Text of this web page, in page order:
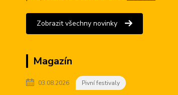
Zobrazit všechny novinky
Magazín
03.08.2026 Pivní festivaly